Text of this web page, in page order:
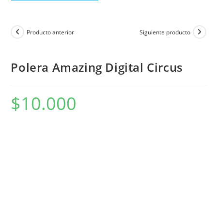
Producto anterior Siguiente producto
Polera Amazing Digital Circus
$10.000